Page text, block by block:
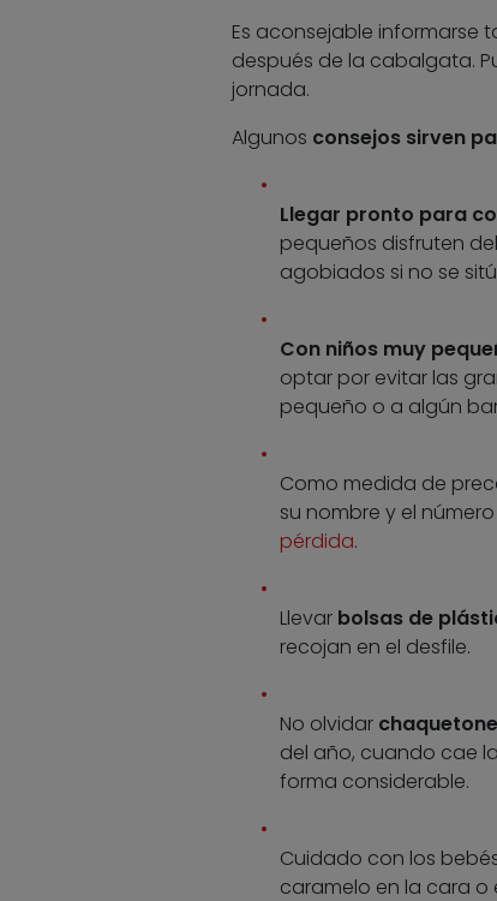
Es aconsejable informarse
después de la cabalgata.
jornada.
Algunos consejos sirven
Llegar pronto para
pequeños disfruten
agobiados si no se
Con niños muy
optar por evitar las
pequeño o a algún
Como medida de
su nombre y el
pérdida.
Llevar bolsas de
recojan en el desfile.
No olvidar
del año, cuando cae
forma considerable.
Cuidado con los
caramelo en la cara o